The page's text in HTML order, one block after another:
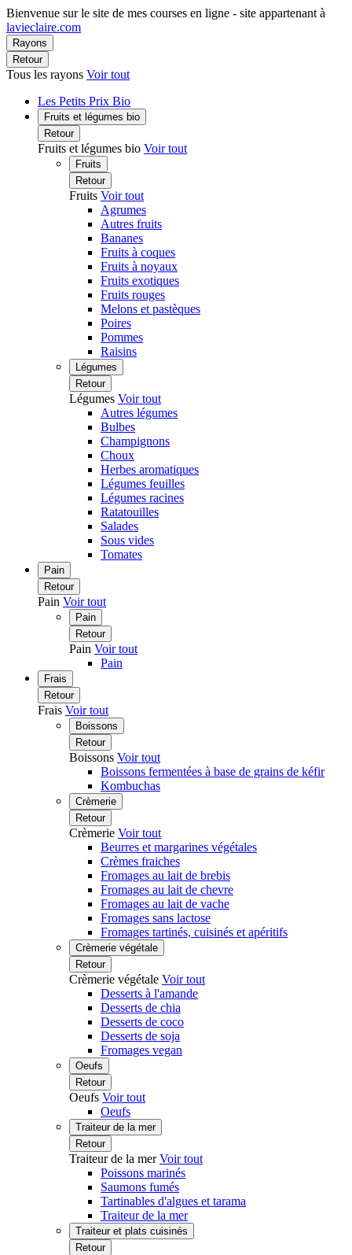
Bienvenue sur le site de mes courses en ligne - site appartenant à
lavieclaire.com
Rayons
Retour
Tous les rayons Voir tout
Les Petits Prix Bio
Fruits et légumes bio
Retour
Fruits et légumes bio Voir tout
Fruits
Retour
Fruits Voir tout
Agrumes
Autres fruits
Bananes
Fruits à coques
Fruits à noyaux
Fruits exotiques
Fruits rouges
Melons et pastèques
Poires
Pommes
Raisins
Légumes
Retour
Légumes Voir tout
Autres légumes
Bulbes
Champignons
Choux
Herbes aromatiques
Légumes feuilles
Légumes racines
Ratatouilles
Salades
Sous vides
Tomates
Pain
Retour
Pain Voir tout
Pain
Retour
Pain Voir tout
Pain
Frais
Retour
Frais Voir tout
Boissons
Retour
Boissons Voir tout
Boissons fermentées à base de grains de kéfir
Kombuchas
Crèmerie
Retour
Crèmerie Voir tout
Beurres et margarines végétales
Crèmes fraiches
Fromages au lait de brebis
Fromages au lait de chevre
Fromages au lait de vache
Fromages sans lactose
Fromages tartinés, cuisinés et apéritifs
Crèmerie végétale
Retour
Crèmerie végétale Voir tout
Desserts à l'amande
Desserts de chia
Desserts de coco
Desserts de soja
Fromages vegan
Oeufs
Retour
Oeufs Voir tout
Oeufs
Traiteur de la mer
Retour
Traiteur de la merVoir tout
Poissons marinés
Saumons fumés
Tartinables d'algues et tarama
Traiteur de la mer
Traiteur et plats cuisinés
Retour